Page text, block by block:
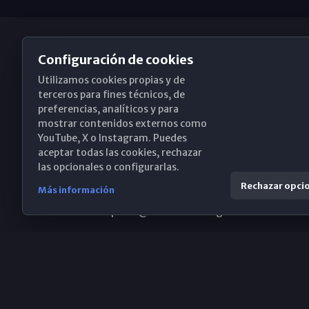
Obispado de Málaga
Santa María, 18-20. 29015 Málaga
(+34) 952 224 386
Configuración de cookies
Utilizamos cookies propias y de
terceros para fines técnicos, de
preferencias, analíticos y para
mostrar contenidos externos como
YouTube, X o Instagram. Puedes
aceptar todas las cookies, rechazar
las opcionales o configurarlas.
Más información Rechazar